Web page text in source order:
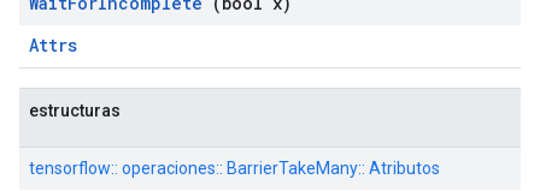
Attrs
estructuras
tensorflow:: operaciones:: BarrierTakeMany:: Atributos